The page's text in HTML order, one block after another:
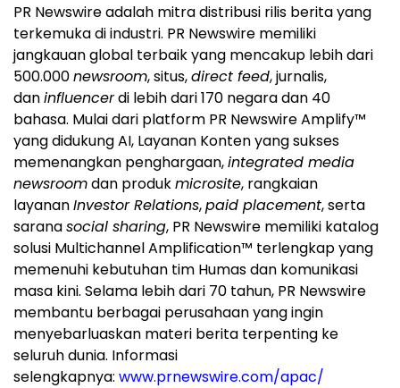
PR Newswire adalah mitra distribusi rilis berita yang
terkemuka di industri. PR Newswire memiliki
jangkauan global terbaik yang mencakup lebih dari
500.000newsroom, situs,direct feed, jurnalis,
daninfluencerdi lebih dari 170 negara dan 40
bahasa. Mulai dari platform PR Newswire Amplify™
yang didukung AI, Layanan Konten yang sukses
memenangkan penghargaan,integrated media
newsroomdan produkmicrosite, rangkaian
layananInvestor Relations,paid placement, serta
saranasocial sharing, PR Newswire memiliki katalog
solusi Multichannel Amplification™ terlengkap yang
memenuhi kebutuhan tim Humas dan komunikasi
masa kini. Selama lebih dari 70 tahun, PR Newswire
membantu berbagai perusahaan yang ingin
menyebarluaskan materi berita terpenting ke
seluruh dunia. Informasi
selengkapnya: www.prnewswire.com/apac/